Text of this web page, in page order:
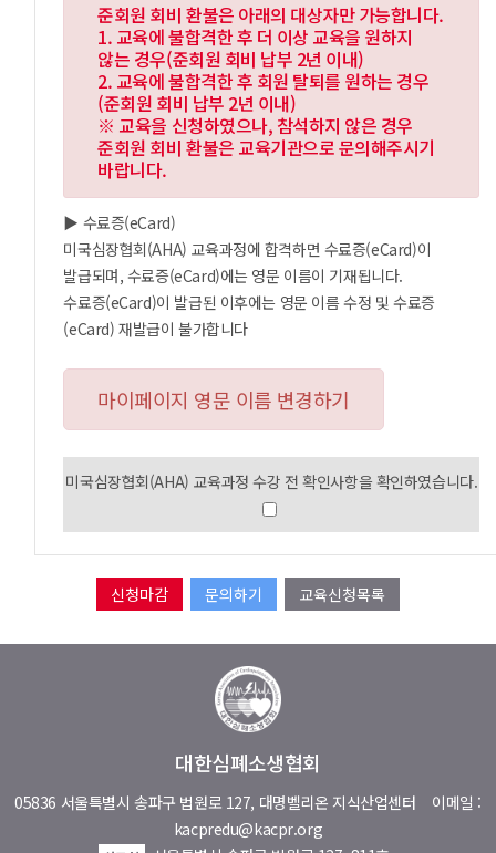
준회원 회비 환불은 아래의 대상자만 가능합니다.
1. 교육에 불합격한 후 더 이상 교육을 원하지
않는 경우(준회원 회비 납부 2년 이내)
2. 교육에 불합격한 후 회원 탈퇴를 원하는 경우
(준회원 회비 납부 2년 이내)
※ 교육을 신청하였으나, 참석하지 않은 경우
준회원 회비 환불은 교육기관으로 문의해주시기
바랍니다.
▶ 수료증(eCard)
미국심장협회(AHA) 교육과정에 합격하면 수료증(eCard)이
발급되며, 수료증(eCard)에는 영문 이름이 기재됩니다.
수료증(eCard)이 발급된 이후에는 영문 이름 수정 및 수료증
(eCard) 재발급이 불가합니다
마이페이지 영문 이름 변경하기
미국심장협회(AHA) 교육과정 수강 전 확인사항을 확인하였습니다.
문의하기 교육신청목록
대한심폐소생협회
05836 서울특별시 송파구 법원로 127, 대명벨리온 지식산업센터 이메일 :
kacpredu@kacpr.org